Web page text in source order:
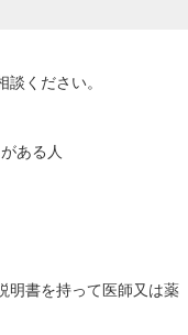
ください。
ある人
明書を持って医師又は薬